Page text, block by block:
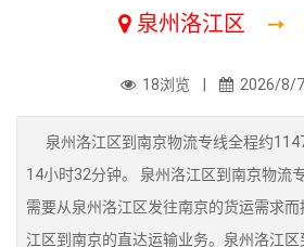
泉州洛江区 ➙
18浏览 | 2026/8/7
泉州洛江区到南京物流专线全程约
14小时32分钟。 泉州洛江区到南京物流
需要从泉州洛江区发往南京的货运需求
江区到南京的直达运输业务。泉州洛江